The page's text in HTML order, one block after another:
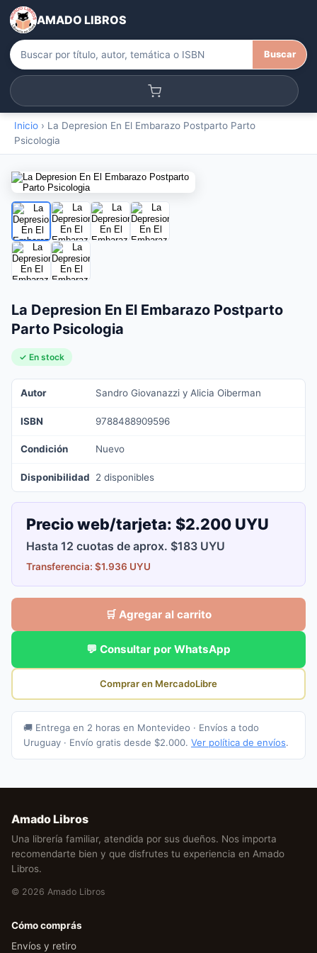
AMADO LIBROS
Buscar
Inicio › La Depresion En El Embarazo Postparto Parto
Psicologia
La Depresion En El Embarazo Postparto
Parto Psicologia
✓ En stock
Autor Sandro Giovanazzi y Alicia Oiberman
ISBN 9788488909596
Condición Nuevo
Disponibilidad 2 disponibles
Precio web/tarjeta: $2.200 UYU
Hasta 12 cuotas de aprox. $183 UYU
Transferencia: $1.936 UYU
🛒 Agregar al carrito
💬 Consultar por WhatsApp
Comprar en MercadoLibre
🚚 Entrega en 2 horas en Montevideo · Envíos a todo
Uruguay · Envío gratis desde $2.000. Ver política de envíos.
Amado Libros
Una librería familiar, atendida por sus dueños. Nos importa
recomendarte bien y que disfrutes tu experiencia en Amado
Libros.
© 2026 Amado Libros
Cómo comprás
Envíos y retiro